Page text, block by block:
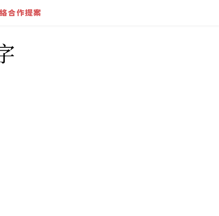
合作提案